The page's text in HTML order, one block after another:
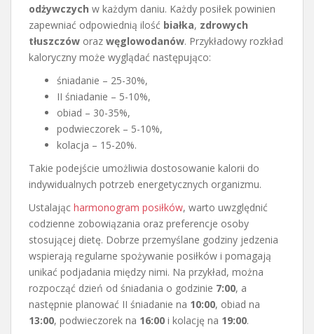
odżywczych w każdym daniu. Każdy posiłek powinien
zapewniać odpowiednią ilość białka, zdrowych
tłuszczów oraz węglowodanów. Przykładowy rozkład
kaloryczny może wyglądać następująco:
śniadanie – 25-30%,
II śniadanie – 5-10%,
obiad – 30-35%,
podwieczorek – 5-10%,
kolacja – 15-20%.
Takie podejście umożliwia dostosowanie kalorii do
indywidualnych potrzeb energetycznych organizmu.
Ustalając harmonogram posiłków, warto uwzględnić
codzienne zobowiązania oraz preferencje osoby
stosującej dietę. Dobrze przemyślane godziny jedzenia
wspierają regularne spożywanie posiłków i pomagają
unikać podjadania między nimi. Na przykład, można
rozpocząć dzień od śniadania o godzinie 7:00, a
następnie planować II śniadanie na 10:00, obiad na
13:00, podwieczorek na 16:00 i kolację na 19:00.